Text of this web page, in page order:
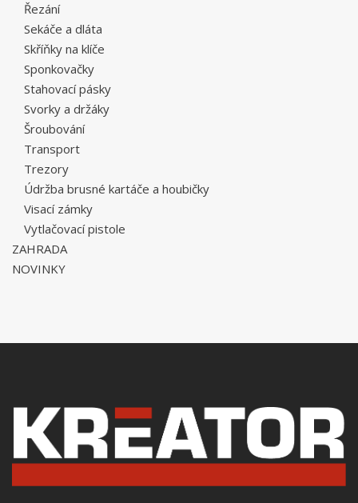
Řezání
Sekáče a dláta
Skříňky na klíče
Sponkovačky
Stahovací pásky
Svorky a držáky
Šroubování
Transport
Trezory
Údržba brusné kartáče a houbičky
Visací zámky
Vytlačovací pistole
ZAHRADA
NOVINKY